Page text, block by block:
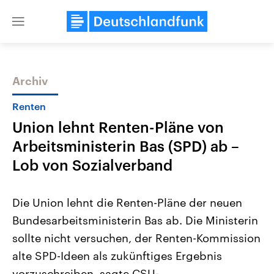
Close
Themen
2026
Alle Informationen
Sachsen-Anhalt wählt am 6.
September 2026 einen neuen
Landtag. Seit 2021 wird das
Bundesland von einer Koalition aus
Aktuelle Beiträge,
Hintergründe
Wirtschaftlich und
gehören die Vereinigten
den mächtigsten Ländern
Archiv
Renten
Union lehnt Renten-Pläne von
Arbeitsministerin Bas (SPD) ab –
Lob von Sozialverband
Die Union lehnt die Renten-Pläne der neuen
Bundesarbeitsministerin Bas ab. Die Ministerin
sollte nicht versuchen, der Renten-Kommission
alte SPD-Ideen als zukünftiges Ergebnis